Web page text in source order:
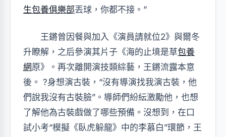
生包養俱樂部丟球，你都不接。”
王鏘曾因餐與加入《演員請就位2》與爾冬
升瞭解，之后參演其片子《海的止境是草包養
網原》。再次離開演技類綜藝，王鏘流露本意
後。 ?身想演古裝，“沒有導演找我演古裝，他
們說我沒有古裝臉”。導師們紛紜激勵他，也想
了解他為古裝戲做了哪些預備。沒想到，在口
試小考“模擬《臥虎躲龍》中的李慕白”環節，王